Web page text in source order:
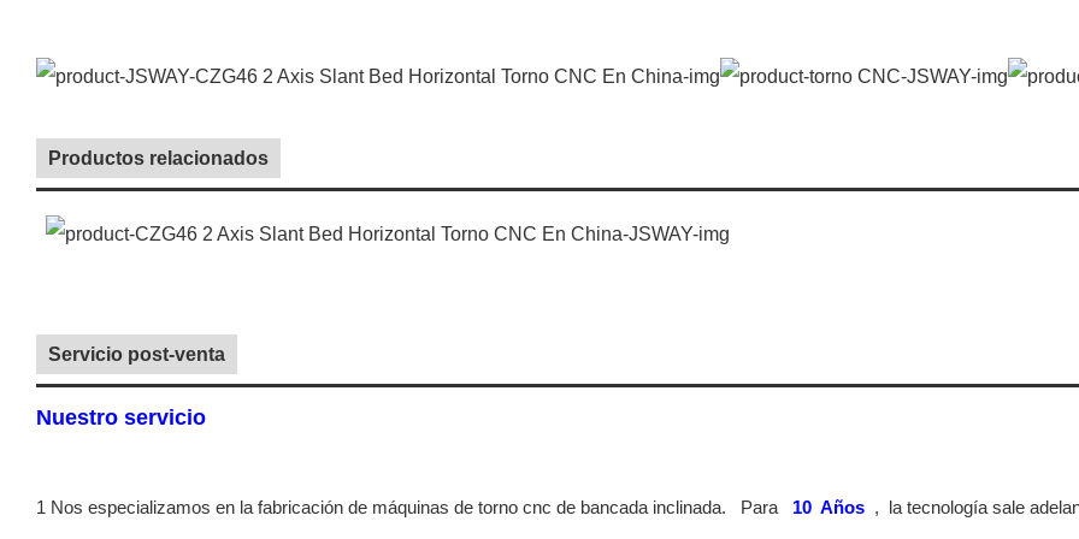
Productos relacionados
Servicio post-venta
Nuestro servicio
1 Nos especializamos en la fabricación de máquinas de torno cnc de bancada inclinada. Para 10 Años ,
la tecnología sale